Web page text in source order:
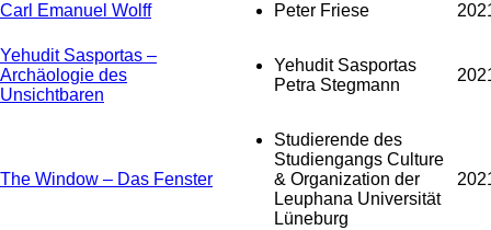
Carl Emanuel Wolff Peter Friese
Yehudit Sasportas –
Archäologie des
Unsichtbaren
Yehudit Sasportas
Petra Stegmann
The Window – Das Fenster
Studierende des
Studiengangs Culture
& Organization der
Leuphana Universität
Lüneburg